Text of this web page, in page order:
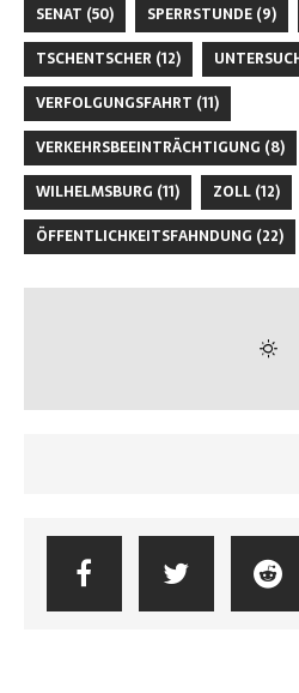
SENAT (50) SPERRSTUNDE (9)
TSCHENTSCHER (12)
VERFOLGUNGSFAHRT (11)
VERKEHRSBEEINTRÄCHTIGUNG (8)
WILHELMSBURG (11) ZOLL (12)
ÖFFENTLICHKEITSFAHNDUNG (22)